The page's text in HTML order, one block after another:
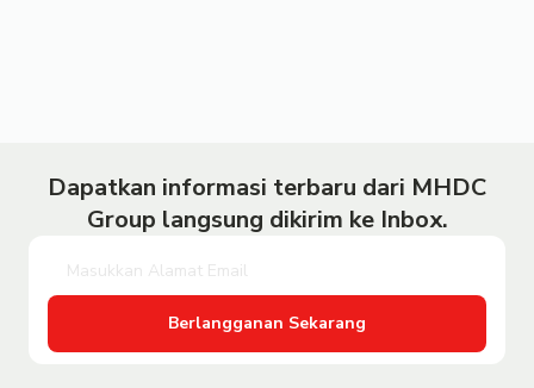
Dapatkan informasi terbaru dari MHDC
Group langsung dikirim ke Inbox.
Berlangganan Sekarang